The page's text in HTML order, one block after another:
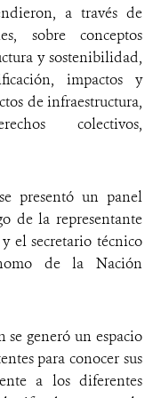
a través de
sobre conceptos
y sostenibilidad,
impactos y
de infraestructura,
colectivos,
presentó un panel
de la representante
el secretario técnico
de la Nación
generó un espacio
para conocer sus
a los diferentes